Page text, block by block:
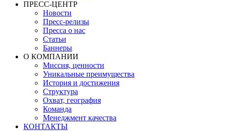
ПРЕСС-ЦЕНТР
Новости
Пресс-релизы
Пресса о нас
Статьи
Баннеры
О КОМПАНИИ
Миссия, ценности
Уникальные преимущества
История и достижения
Структура
Охват, география
Команда
Менеджмент качества
КОНТАКТЫ